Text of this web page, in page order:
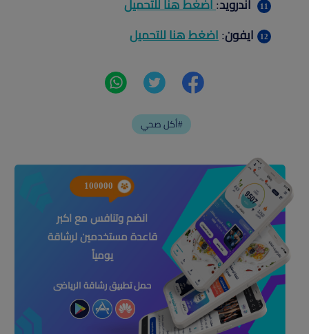
أندرويد: اضغط هنا للتحميل
ايفون: اضغط هنا للتحميل
أكل صحي#
100000
انضم وتنافس مع اكبر
قاعدة مستخدمين لرشاقة
يومياً
حمل تطبيق رشاقة الرياضى